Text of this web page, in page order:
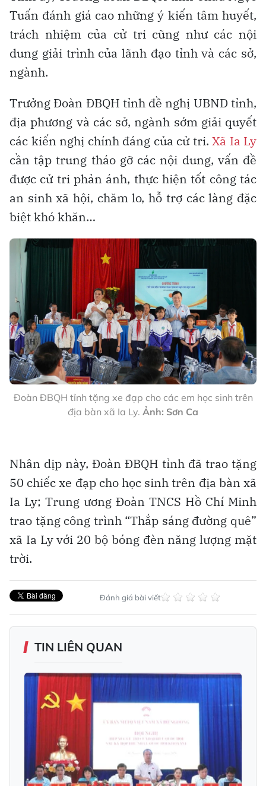
Tuấn đánh giá cao những ý kiến tâm huyết,
trách nhiệm của cử tri cũng như các nội
dung giải trình của lãnh đạo tỉnh và các sở,
ngành.
Trưởng Đoàn ĐBQH tỉnh đề nghị UBND tỉnh,
địa phương và các sở, ngành sớm giải quyết
các kiến nghị chính đáng của cử tri. Xã Ia Ly
cần tập trung tháo gỡ các nội dung, vấn đề
được cử tri phản ánh, thực hiện tốt công tác
an sinh xã hội, chăm lo, hỗ trợ các làng đặc
biệt khó khăn…
Đoàn ĐBQH tỉnh tặng xe đạp cho các em học sinh trên
địa bàn xã Ia Ly. Ảnh: Sơn Ca
Nhân dịp này, Đoàn ĐBQH tỉnh đã trao tặng
50 chiếc xe đạp cho học sinh trên địa bàn xã
Ia Ly; Trung ương Đoàn TNCS Hồ Chí Minh
trao tặng công trình “Thắp sáng đường quê”
xã Ia Ly với 20 bộ bóng đèn năng lượng mặt
trời.
Đánh giá bài viết
TIN LIÊN QUAN